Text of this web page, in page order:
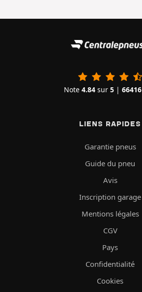
Note 4.84 sur 5 | 66416
LIENS RAPIDES
Garantie pneus
Guide du pneu
Avis
Inscription garage
Mentions légales
CGV
Pays
Confidentialité
Cookies